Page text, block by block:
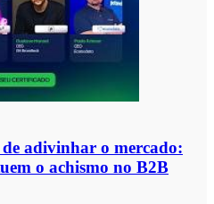
adivinhar o mercado:
o achismo no B2B